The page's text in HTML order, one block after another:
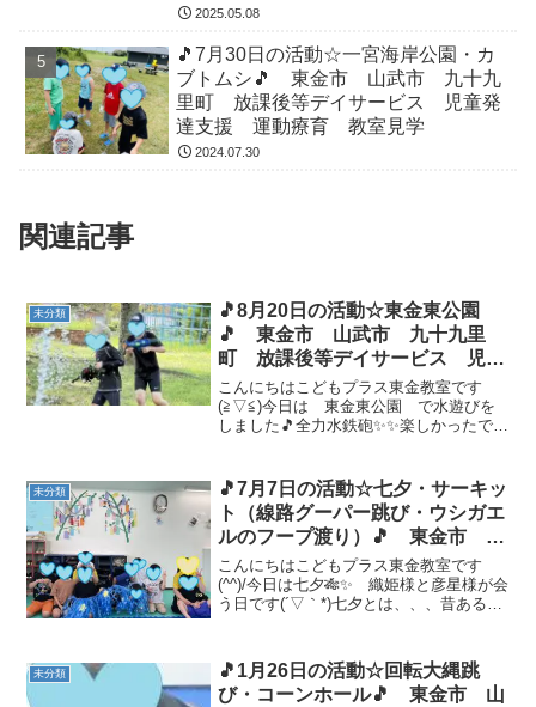
育 教室見学
2025.05.08
🎵7月30日の活動☆一宮海岸公園・カ
ブトムシ🎵 東金市 山武市 九十九
里町 放課後等デイサービス 児童発
達支援 運動療育 教室見学
2024.07.30
関連記事
未分類
🎵8月20日の活動☆東金東公園
🎵 東金市 山武市 九十九里
町 放課後等デイサービス 児童
発達支援 運動療育 教室見学
こんにちはこどもプラス東金教室です
(≧▽≦)今日は 東金東公園 で水遊びを
しました🎵全力水鉄砲✨✨楽しかったです
で、水分をこまめにとって熱中症に気を
つけまし...
未分類
🎵7月7日の活動☆七夕・サーキッ
ト（線路グーパー跳び・ウシガエ
ルのフープ渡り）🎵 東金市 山
武市 九十九里町 放課後等デイ
サービス 児童発達支援 運動療
育 教室見学
こんにちはこどもプラス東金教室です
(^^)/今日は七夕🎋✨ 織姫様と彦星様が会
う日です(´▽｀*)七夕とは、、、昔あると
いて働き者。彦星は牛の世話をしている
しっかり者で...
未分類
🎵1月26日の活動☆回転大縄跳
び・コーンホール🎵 東金市 山